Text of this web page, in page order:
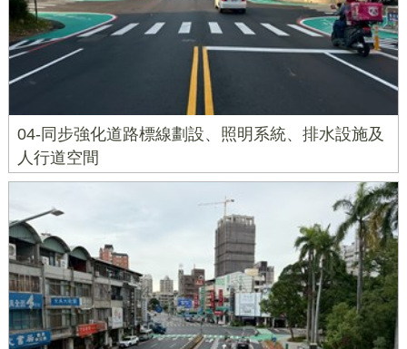
04-同步強化道路標線劃設、照明系統、排水設施及
人行道空間